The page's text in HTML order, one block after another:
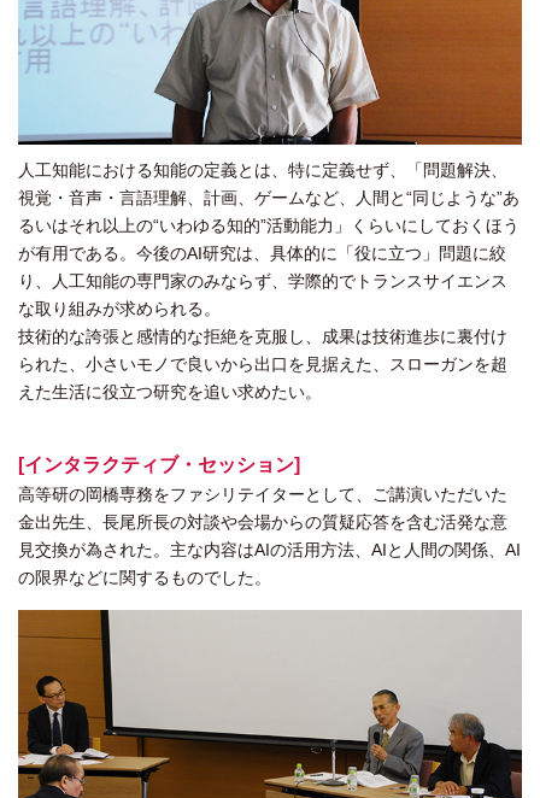
人工知能における知能の定義とは、特に定義せず、「問題解決、
視覚・音声・言語理解、計画、ゲームなど、人間と“同じような”あ
るいはそれ以上の“いわゆる知的”活動能力」くらいにしておくほう
が有用である。今後のAI研究は、具体的に「役に立つ」問題に絞
り、人工知能の専門家のみならず、学際的でトランスサイエンス
な取り組みが求められる。
技術的な誇張と感情的な拒絶を克服し、成果は技術進歩に裏付け
られた、小さいモノで良いから出口を見据えた、スローガンを超
えた生活に役立つ研究を追い求めたい。
[インタラクティブ・セッション]
高等研の岡橋専務をファシリテイターとして、ご講演いただいた
金出先生、長尾所長の対談や会場からの質疑応答を含む活発な意
見交換が為された。主な内容はAIの活用方法、AIと人間の関係、AI
の限界などに関するものでした。